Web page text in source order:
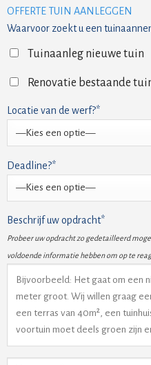
OFFERTE TUIN AANLEGGEN
Waarvoor zoekt u een
Tuinaanleg nieuwe tuin
Renovatie bestaande
Locatie van de werf?*
Deadline?*
Beschrijf uw opdracht*
Probeer uw opdracht zo gedetailleerd
voldoende informatie hebben om op te